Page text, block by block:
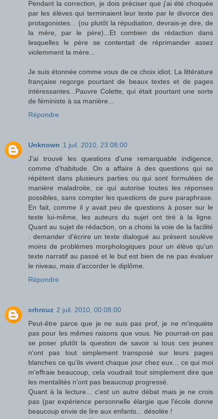
Pendant la correction, je dois préciser que j'ai été choquée
par les élèves qui terminaient leur texte par le divorce des
protagonistes... (ou plutôt la répudiation, devrais-je dire, de
la mère, par le père)...Et combien de rédaction dans
lesquelles le père se contentait de réprimander assez
violemment la mère...
Je suis étonnée comme vous de ce choix idiot. La littérature
française regorge pourtant de beaux textes et de pages
intéressantes...Pauvre Colette, qui était pourtant une sorte
de féministe à sa manière...
Répondre
Unknown 1 juil. 2010, 23:08:00
J'ai trouvé les questions d'une remarquable indigence,
comme d'habitude. On a affaire à des questions qui se
répètent dans plusieurs parties ou qui sont formulées de
manière maladroite, ce qui autorise toutes les réponses
possibles, sans compter les questions de pure paraphrase.
En fait, comme il y avait peu de questions à poser sur le
texte lui-même, les auteurs du sujet ont tiré à la ligne.
Quant au sujet de rédaction, on a choisi la voie de la facilité
: demander d'écrire un texte dialogué au présent soulève
moins de problèmes morphologiques pour un élève qu'un
texte narratif au passé et le but est bien de ne pas évaluer
le niveau, mais d'accorder le diplôme.
Répondre
crhrouz 2 juil. 2010, 00:08:00
Peut-être parce que je ne suis pas prof, je ne m'inquiète
pas pour les mêmes raisons que vous. Ne pourrait-on pas
se poser plutôt la question de savoir si tous ces jeunes
n'ont pas tout simplement transposé sur leurs pages
blanches ce qu'ils vivent chaque jour chez eux... ce qui moi
m'effraie beaucoup, cela voudrait tout simplement dire que
les mentalités n'ont pas beaucoup progressé.
Quant à la lecture... c'est un autre débat mais je ne crois
pas (par expérience personnelle élargie que l'école donne
beaucoup envie de lire aux enfants... désolée !